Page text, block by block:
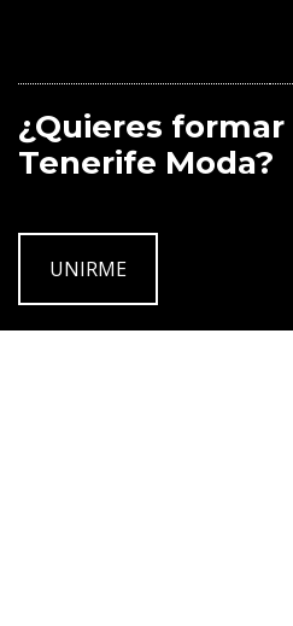
¿Quieres
Tenerife Moda?
UNIRME